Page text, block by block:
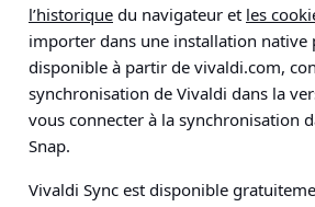
l’historique du navigateur et les
importer dans une installation native
disponible à partir de vivaldi.com,
synchronisation de Vivaldi dans la
vous connecter à la synchronisation
Snap.
Vivaldi Sync est disponible